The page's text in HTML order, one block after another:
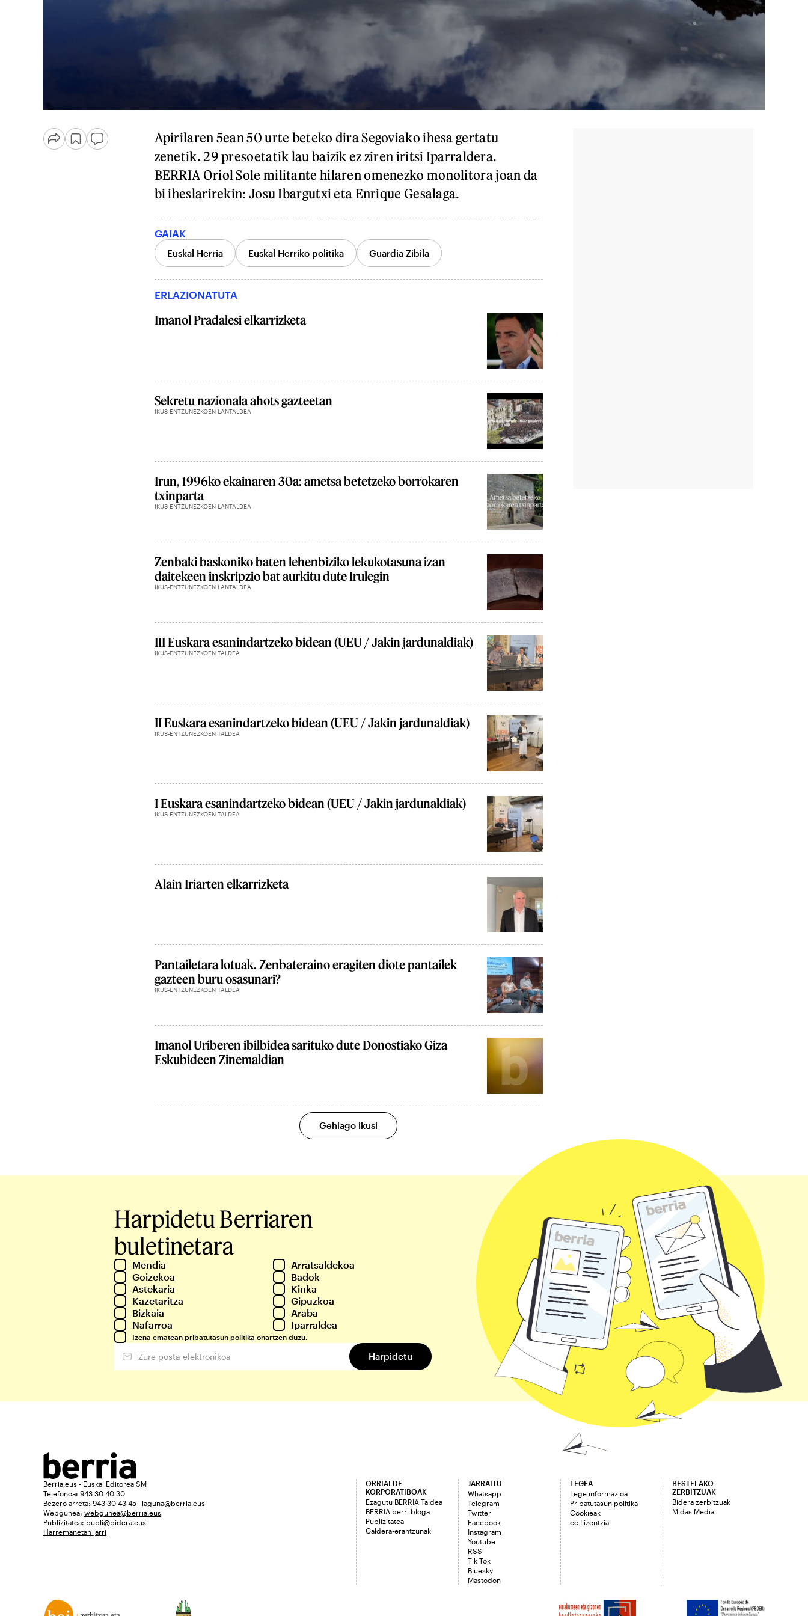
Apirilaren 5ean 50 urte beteko dira Segoviako ihesa gertatu
zenetik. 29 presoetatik lau baizik ez ziren iritsi Iparraldera.
BERRIA Oriol Sole militante hilaren omenezko monolitora joan da
bi iheslarirekin: Josu Ibargutxi eta Enrique Gesalaga.
GAIAK
Euskal Herria Euskal Herriko politika Guardia Zibila
ERLAZIONATUTA
Imanol Pradalesi elkarrizketa
Sekretu nazionala ahots gazteetan
IKUS-ENTZUNEZKOEN LANTALDEA
Irun, 1996ko ekainaren 30a: ametsa betetzeko borrokaren
txinparta
IKUS-ENTZUNEZKOEN LANTALDEA
Zenbaki baskoniko baten lehenbiziko lekukotasuna izan
daitekeen inskripzio bat aurkitu dute Irulegin
IKUS-ENTZUNEZKOEN LANTALDEA
III Euskara esanindartzeko bidean (UEU / Jakin jardunaldiak)
IKUS-ENTZUNEZKOEN TALDEA
II Euskara esanindartzeko bidean (UEU / Jakin jardunaldiak)
IKUS-ENTZUNEZKOEN TALDEA
I Euskara esanindartzeko bidean (UEU / Jakin jardunaldiak)
IKUS-ENTZUNEZKOEN TALDEA
Alain Iriarten elkarrizketa
Pantailetara lotuak. Zenbateraino eragiten diote pantailek
gazteen buru osasunari?
IKUS-ENTZUNEZKOEN TALDEA
Imanol Uriberen ibilbidea sarituko dute Donostiako Giza
Eskubideen Zinemaldian
Gehiago ikusi
Harpidetu Berriaren
buletinetara
Mendia
Arratsaldekoa
Goizekoa
Badok
Astekaria
Kinka
Kazetaritza
Gipuzkoa
Bizkaia
Araba
Nafarroa
Iparraldea
Izena ematean pribatutasun politika onartzen duzu.
Berria.eus - Euskal Editorea SM
Telefonoa: 943 30 40 30
Bezero arreta: 943 30 43 45 | laguna@berria.eus
Webgunea: webgunea@berria.eus
Publizitatea: publi@bidera.eus
Harremanetan jarri
ORRIALDE
KORPORATIBOAK
Ezagutu BERRIA Taldea
BERRIA berri bloga
Publizitatea
Galdera-erantzunak
JARRAITU
Whatsapp
Telegram
Twitter
Facebook
Instagram
Youtube
RSS
Tik Tok
Bluesky
Mastodon
LEGEA
Lege informazioa
Pribatutasun politika
Cookieak
cc Lizentzia
BESTELAKO
ZERBITZUAK
Bidera zerbitzuak
Midas Media